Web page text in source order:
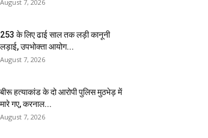
August 7, 2026
₹253 के लिए ढाई साल तक लड़ी कानूनी
लड़ाई, उपभोक्ता आयोग...
August 7, 2026
बीरू हत्याकांड के दो आरोपी पुलिस मुठभेड़ में
मारे गए, करनाल...
August 7, 2026